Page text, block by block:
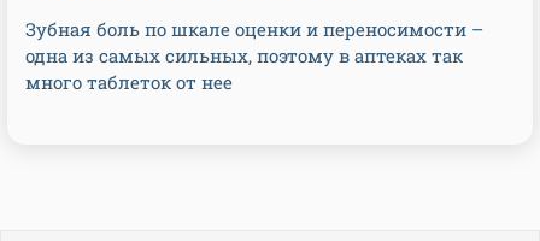
Зубная боль по шкале оценки и переносимости –
одна из самых сильных, поэтому в аптеках так
много таблеток от нее